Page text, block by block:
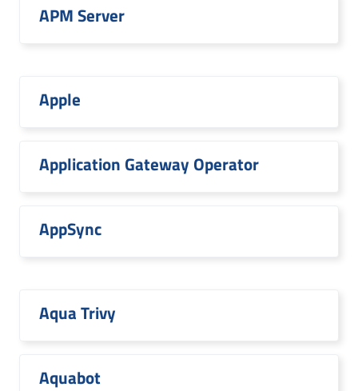
APM Server
Apple
Application Gateway Operator
AppSync
Aqua Trivy
Aquabot